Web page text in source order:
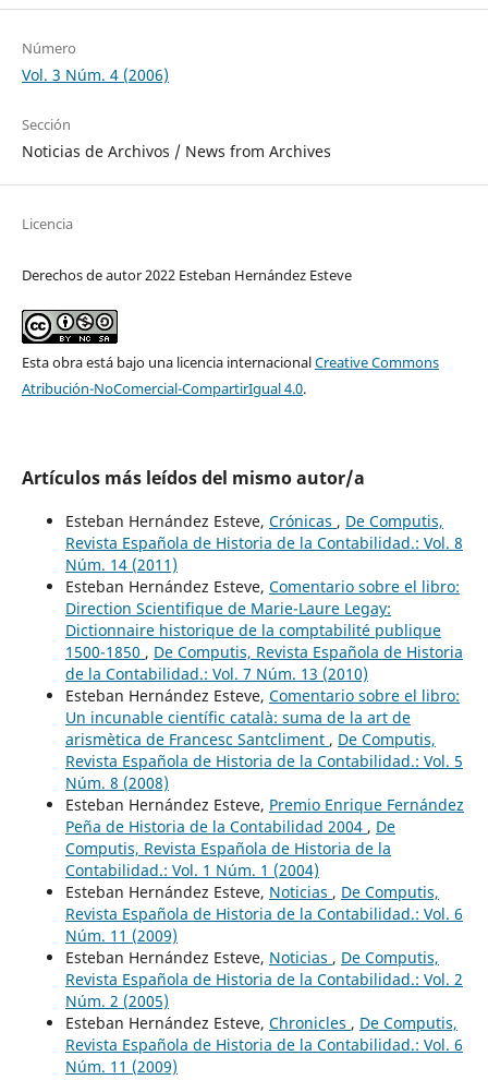
Número
Vol. 3 Núm. 4 (2006)
Sección
Noticias de Archivos / News from Archives
Licencia
Derechos de autor 2022 Esteban Hernández Esteve
Esta obra está bajo una licencia internacionalCreative Commons
Atribución-NoComercial-CompartirIgual 4.0.
Artículos más leídos del mismo autor/a
Esteban Hernández Esteve, Crónicas , De Computis,
Revista Española de Historia de la Contabilidad.: Vol. 8
Núm. 14 (2011)
Esteban Hernández Esteve, Comentario sobre el libro:
Direction Scientifique de Marie-Laure Legay:
Dictionnaire historique de la comptabilité publique
1500-1850 , De Computis, Revista Española de Historia
de la Contabilidad.: Vol. 7 Núm. 13 (2010)
Esteban Hernández Esteve, Comentario sobre el libro:
Un incunable científic català: suma de la art de
arismètica de Francesc Santcliment , De Computis,
Revista Española de Historia de la Contabilidad.: Vol. 5
Núm. 8 (2008)
Esteban Hernández Esteve, Premio Enrique Fernández
Peña de Historia de la Contabilidad 2004 , De
Computis, Revista Española de Historia de la
Contabilidad.: Vol. 1 Núm. 1 (2004)
Esteban Hernández Esteve, Noticias , De Computis,
Revista Española de Historia de la Contabilidad.: Vol. 6
Núm. 11 (2009)
Esteban Hernández Esteve, Noticias , De Computis,
Revista Española de Historia de la Contabilidad.: Vol. 2
Núm. 2 (2005)
Esteban Hernández Esteve, Chronicles , De Computis,
Revista Española de Historia de la Contabilidad.: Vol. 6
Núm. 11 (2009)